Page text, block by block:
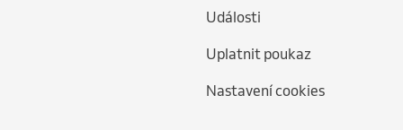
Události
Uplatnit poukaz
Nastavení cookies